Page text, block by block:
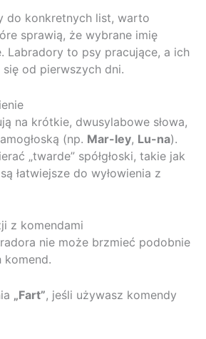
do konkretnych list, warto
sprawią, że wybrane imię
Labradory to psy pracujące, a ich
od pierwszych dni.
na krótkie, dwusylabowe słowa,
(np. Mar-ley, Lu-na).
„twarde” spółgłoski, takie jak
łatwiejsze do wyłowienia z
z komendami
nie może brzmieć podobnie
„Fart”, jeśli używasz komendy